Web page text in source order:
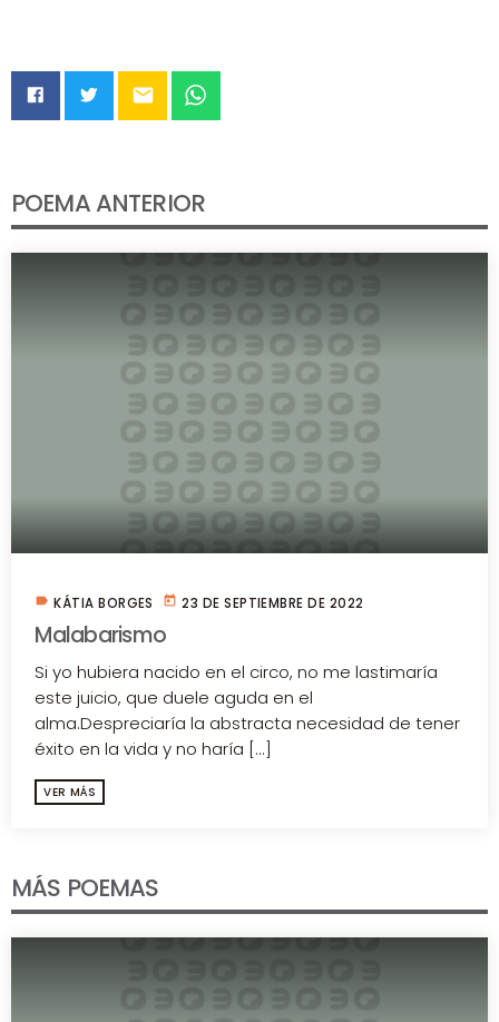
email
POEMA ANTERIOR
label KÁTIA BORGES today 23 DE SEPTIEMBRE DE 2022
Malabarismo
Si yo hubiera nacido en el circo, no me lastimaría
este juicio, que duele aguda en el
alma.Despreciaría la abstracta necesidad de tener
éxito en la vida y no haría [...]
VER MÁS
MÁS POEMAS